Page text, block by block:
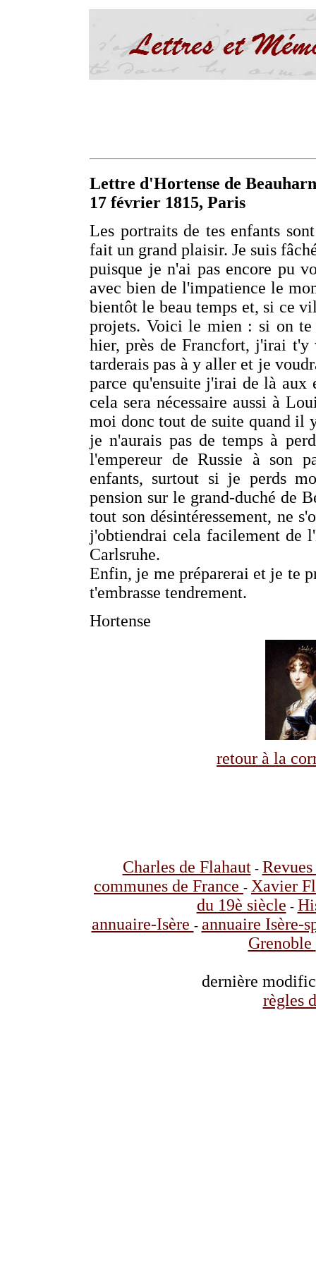
Lettre d'Hortense de
17 février 1815, Paris
Les portraits de tes enfants
fait un grand plaisir. Je suis
puisque je n'ai pas encore pu
avec bien de l'impatience le
bientôt le beau temps et, si ce
projets. Voici le mien : si on
hier, près de Francfort, j'irai t'y
tarderais pas à y aller et je
parce qu'ensuite j'irai de là aux
cela sera nécessaire aussi à
moi donc tout de suite quand il
je n'aurais pas de temps à
l'empereur de Russie à son
enfants, surtout si je perds
pension sur le grand-duché de
tout son désintéressement, ne
j'obtiendrai cela facilement de
Carlsruhe.
Enfin, je me préparerai et je te
t'embrasse tendrement.
Hortense
retour à la
Charles de Flahaut-
communes de France - Xavier
du 19è siècle -
annuaire-Isère - annuaire Isère-
Grenoble
dernière
règles